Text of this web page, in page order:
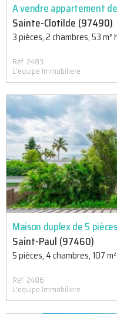
Sainte-Clotilde (97490)
3 pièces, 2 chambres, 53 m²
Réf. 2483
L'equipe Immobiliere
Saint-Paul (97460)
5 pièces, 4 chambres, 107
Réf. 2486
L'equipe Immobiliere